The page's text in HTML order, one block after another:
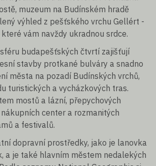
muzeum na Budínském hradě
výhled z pešťského vrchu Gellért -
vám navždy ukradnou srdce.
budapešťských čtvrtí zajišťují
stavby protkané bulváry a snadno
města na pozadí Budínských vrchů,
turistických a vycházkových tras.
mostů a lázní, přepychových
center a rozmanitých
a festivalů.
dopravní prostředky, jako je lanovka
a je také hlavním městem nedalekých